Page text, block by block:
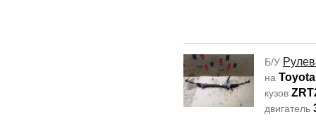
Б/У
на
кузов
двигатель